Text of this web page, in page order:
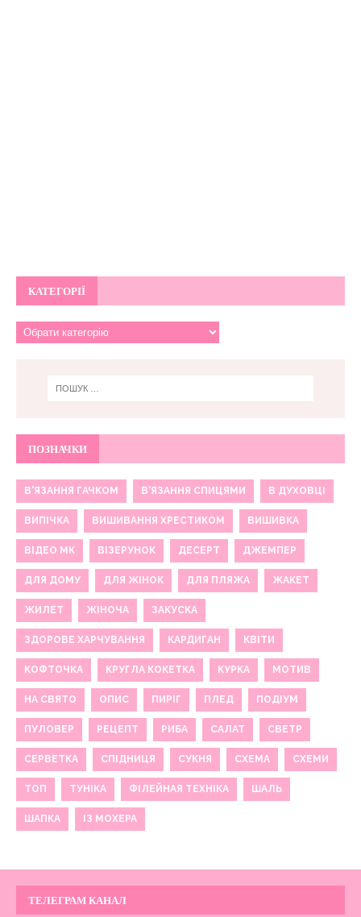
КАТЕГОРІЇ
ПОЗНАЧКИ
В'ЯЗАННЯ ГАЧКОМ В'ЯЗАННЯ СПИЦЯМИ В ДУХОВЦІ
ВИПІЧКА ВИШИВАННЯ ХРЕСТИКОМ ВИШИВКА
ВІДЕО МК ВІЗЕРУНОК ДЕСЕРТ ДЖЕМПЕР
ДЛЯ ДОМУ ДЛЯ ЖІНОК ДЛЯ ПЛЯЖА ЖАКЕТ
ЖИЛЕТ ЖІНОЧА ЗАКУСКА
ЗДОРОВЕ ХАРЧУВАННЯ КАРДИГАН КВІТИ
КОФТОЧКА КРУГЛА КОКЕТКА КУРКА МОТИВ
НА СВЯТО ОПИС ПИРІГ ПЛЕД ПОДІУМ
ПУЛОВЕР РЕЦЕПТ РИБА САЛАТ СВЕТР
СЕРВЕТКА СПІДНИЦЯ СУКНЯ СХЕМА СХЕМИ
ТОП ТУНІКА ФІЛЕЙНАЯ ТЕХНІКА ШАЛЬ
ШАПКА ІЗ МОХЕРА
ТЕЛЕГРАМ КАНАЛ